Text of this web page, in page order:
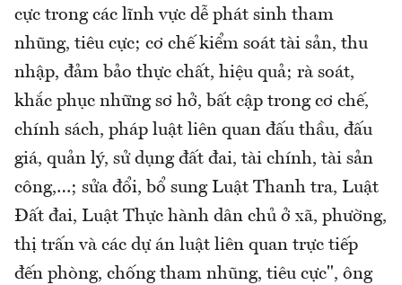
cực trong các lĩnh vực dễ phát sinh tham
nhũng, tiêu cực; cơ chế kiểm soát tài sản, thu
nhập, đảm bảo thực chất, hiệu quả; rà soát,
khắc phục những sơ hở, bất cập trong cơ chế,
chính sách, pháp luật liên quan đấu thầu, đấu
giá, quản lý, sử dụng đất đai, tài chính, tài sản
công,…; sửa đổi, bổ sung Luật Thanh tra, Luật
Đất đai, Luật Thực hành dân chủ ở xã, phường,
thị trấn và các dự án luật liên quan trực tiếp
đến phòng, chống tham nhũng, tiêu cực", ông